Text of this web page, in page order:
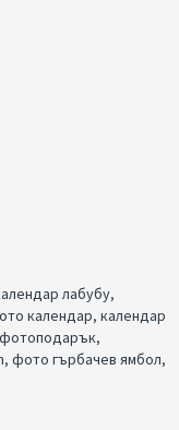
лабубу,
календар, календар
,
, фото гърбачев ямбол,